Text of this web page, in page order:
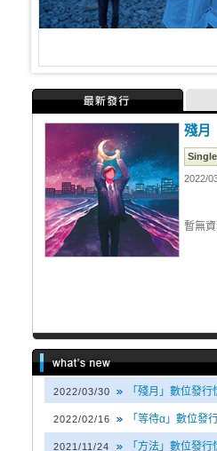
最新發行
殘月
Single
2022/
暫無
2022/03/30 「殘月」數位發行
2022/02/16 「等待α」數位發
2021/11/24 「方法」數位發行